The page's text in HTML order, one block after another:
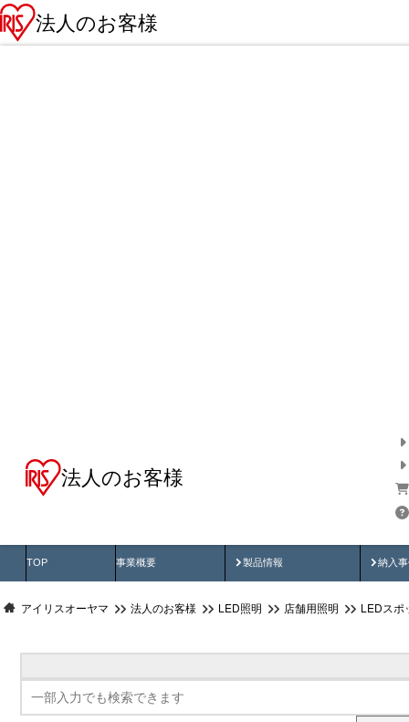
法人のお客様
法人のお客様
TOP 事業概要 製品情報
製品動画 納入
納
アイリスオーヤマ 法人のお客様 LED照明 店舗用照明 LEDスポ